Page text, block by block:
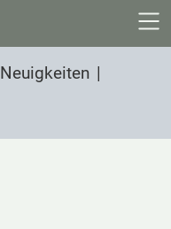
Neuigkeiten